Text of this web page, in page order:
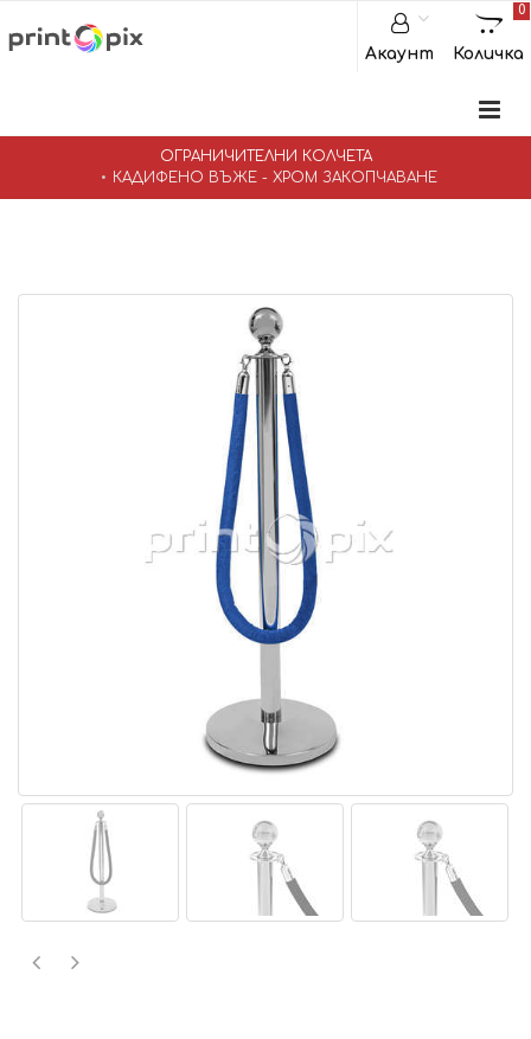
Акаунт
0
Количка
ОГРАНИЧИТЕЛНИ КОЛЧЕТА
КАДИФЕНО ВЪЖЕ - ХРОМ ЗАКОПЧАВАНЕ